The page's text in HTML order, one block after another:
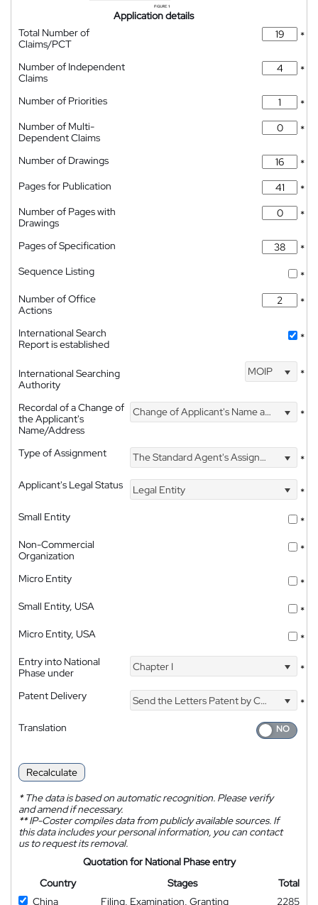
Application details
Total Number of
Claims/PCT
*
Number of Independent
Claims
*
Number of Priorities
*
Number of Multi-
Dependent Claims
*
Number of Drawings
*
Pages for Publication
*
Number of Pages with
Drawings
*
Pages of Specification
*
Sequence Listing
*
Number of Office
Actions
*
International Search
Report is established
*
International Searching
Authority
MOIP *
Recordal of a Change of
the Applicant's
Name/Address
Change of Applicant's Name and Address *
Type of Assignment The Standard Agent's Assignment
*
Applicant's Legal Status
Legal Entity
*
Small Entity
*
Non-Commercial
Organization
*
Micro Entity
*
Small Entity, USA
*
Micro Entity, USA
*
Entry into National
Phase under
Chapter I *
Patent Delivery Send the Letters Patent by Courier
*
Translation
Recalculate
*The data is based on automatic recognition. Please verify
and amend if necessary.
**IP-Coster compiles data from publicly available sources. If
this data includes your personal information, you can contact
us to request its removal.
Quotation for National Phase entry
Country
Stages
Total
China
Filing, Examination, Granting 2285